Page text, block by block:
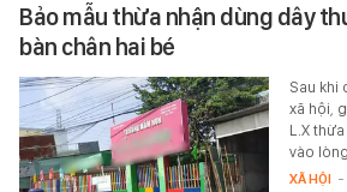
Bảo mẫu thừa nhận dùng dây
bàn chân hai bé
Sau khi
xã hội,
L.X
vào
XÃ HỘI -